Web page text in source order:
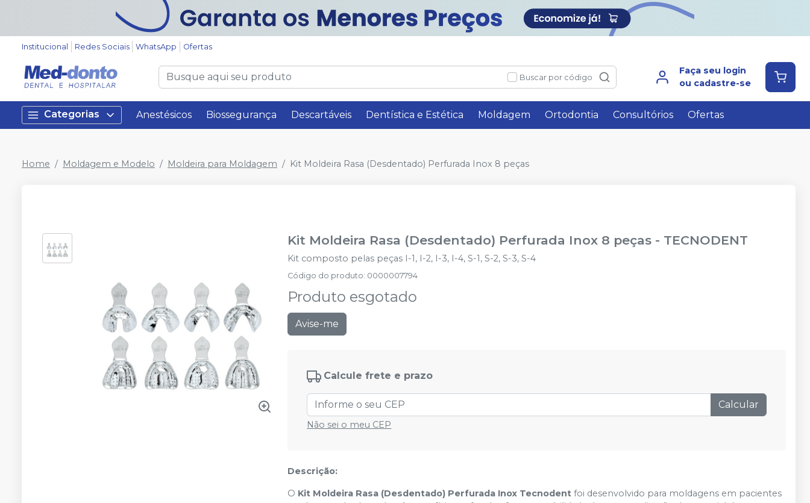
Institucional Redes Sociais WhatsApp Ofertas
Buscar por código
Faça seu login
ou cadastre-se
Categorias Anestésicos Biossegurança Descartáveis Dentística e Estética Moldagem Ortodontia Consultórios Ofertas
Home Moldagem e Modelo Moldeira para Moldagem Kit Moldeira Rasa (Desdentado) Perfurada Inox 8 peças
Kit Moldeira Rasa (Desdentado) Perfurada Inox 8 peças - TECNODENT
Kit composto pelas peças I-1, I-2, I-3, I-4, S-1, S-2, S-3, S-4
Código do produto: 0000007794
Produto esgotado
Avise-me
Calcule frete e prazo
Calcular
Não sei o meu CEP
Descrição:
O Kit Moldeira Rasa (Desdentado) Perfurada Inox Tecnodent foi desenvolvido para moldagens em pacientes